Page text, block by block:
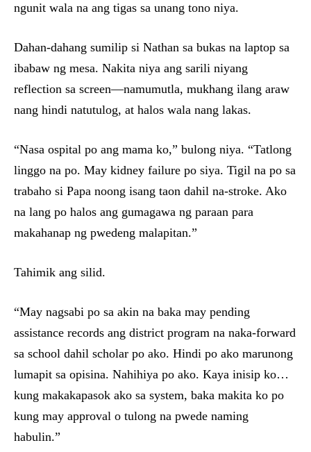
ngunit wala na ang tigas sa unang tono niya.
Dahan-dahang sumilip si Nathan sa bukas na laptop sa
ibabaw ng mesa. Nakita niya ang sarili niyang
reflection sa screen—namumutla, mukhang ilang araw
nang hindi natutulog, at halos wala nang lakas.
“Nasa ospital po ang mama ko,” bulong niya. “Tatlong
linggo na po. May kidney failure po siya. Tigil na po sa
trabaho si Papa noong isang taon dahil na-stroke. Ako
na lang po halos ang gumagawa ng paraan para
makahanap ng pwedeng malapitan.”
Tahimik ang silid.
“May nagsabi po sa akin na baka may pending
assistance records ang district program na naka-forward
sa school dahil scholar po ako. Hindi po ako marunong
lumapit sa opisina. Nahihiya po ako. Kaya inisip ko…
kung makakapasok ako sa system, baka makita ko po
kung may approval o tulong na pwede naming
habulin.”